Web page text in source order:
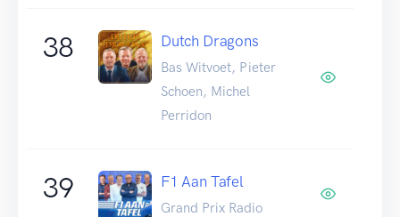
38 Dutch Dragons
Bas Witvoet, Pieter
Schoen, Michel
Perridon
39 F1 Aan Tafel
Grand Prix Radio